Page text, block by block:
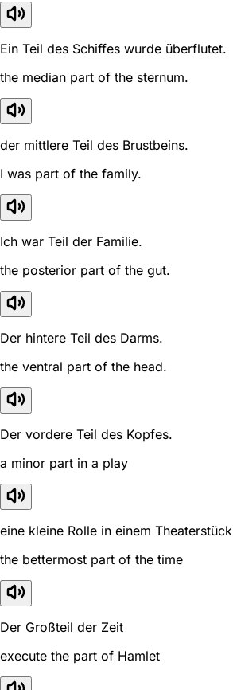
Ein Teil des Schiffes wurde überflutet.
the median part of the sternum.
der mittlere Teil des Brustbeins.
I was part of the family.
Ich war Teil der Familie.
the posterior part of the gut.
Der hintere Teil des Darms.
the ventral part of the head.
Der vordere Teil des Kopfes.
a minor part in a play
eine kleine Rolle in einem Theaterstück
the bettermost part of the time
Der Großteil der Zeit
execute the part of Hamlet